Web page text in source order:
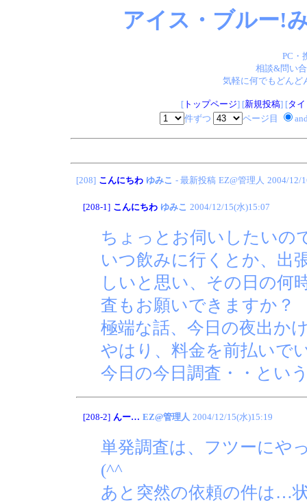
アイス・ブルー!
PC・
相談&問い
気軽に何でもどん
[トップページ] [新規投稿] [タ
件ずつ
ページ目
[208] こんにちわ ゆみこ - 最新投稿 EZ@管理人 2004/12/
[208-1] こんにちわ ゆみこ 2004/12/15(水)15:07
ちょっとお伺いしたいの
いつ飲みに行くとか、出
しいと思い、その日の何
査もお願いできますか？
極端な話、今日の夜出か
やはり、料金を前払いで
今日の今日調査・・とい
[208-2] んー… EZ@管理人 2004/12/15(水)15:19
単発調査は、フツーにや
(^^ゞ
あと突然の依頼の件は…